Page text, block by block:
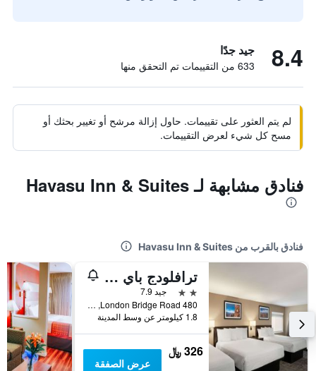
8.4 جيد جدًا
633 من التقييمات تم التحقق منها
لم يتم العثور على تقييمات. حاول إزالة مرشح أو تغيير بحثك أو
مسح كل شيء لعرض التقييمات.
فنادق مشابهة لـ Havasu Inn & Suites
فنادق بالقرب من Havasu Inn & Suites
ترافلودج باي ويندام ليك هافاسو
2 نجمتين
جيد 7.9
480 London Bridge Road, لاكي هافاسو ستي, AZ, الولايات المتحدة الأميريكية
1.8 كيلومتر عن وسط المدينة
326 ﷼
عرض الصفقة